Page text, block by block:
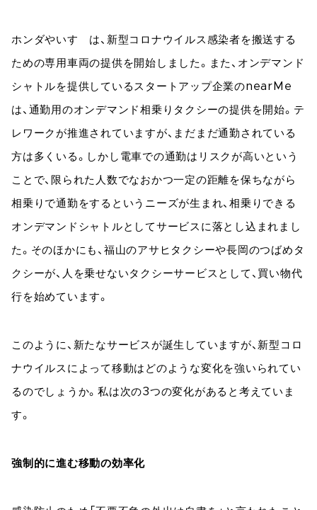
ホンダやいすゞは、新型コロナウイルス感染者を搬送する
ための専用車両の提供を開始しました。また、オンデマンド
シャトルを提供しているスタートアップ企業のnearMe
は、通勤用のオンデマンド相乗りタクシーの提供を開始。テ
レワークが推進されていますが、まだまだ通勤されている
方は多くいる。しかし電車での通勤はリスクが高いという
ことで、限られた人数でなおかつ一定の距離を保ちながら
相乗りで通勤をするというニーズが生まれ、相乗りできる
オンデマンドシャトルとしてサービスに落とし込まれまし
た。そのほかにも、福山のアサヒタクシーや長岡のつばめタ
クシーが、人を乗せないタクシーサービスとして、買い物代
行を始めています。
このように、新たなサービスが誕生していますが、新型コロ
ナウイルスによって移動はどのような変化を強いられてい
るのでしょうか。私は次の3つの変化があると考えていま
す。
強制的に進む移動の効率化